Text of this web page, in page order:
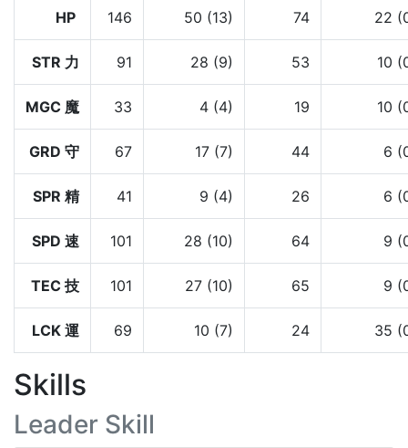
HP 146 50 (13) 74 22
STR 力 91 28 (9) 53 10
MGC 魔 33 4 (4) 19 10
GRD 守 67 17 (7) 44 6
SPR 精 41 9 (4) 26 6
SPD 速 101 28 (10) 64 9
TEC 技 101 27 (10) 65 9
LCK 運 69 10 (7) 24 35
Skills
Leader Skill